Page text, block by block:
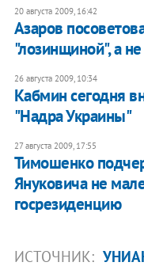
20 августа 2009, 16:42
Азаров
"лозинщиной", а
26 августа 2009, 10:34
Кабмин сегодня
"Надра Украины"
27 августа 2009, 17:55
Тимошенко
Януковича не
госрезиденцию
ИСТОЧНИК: